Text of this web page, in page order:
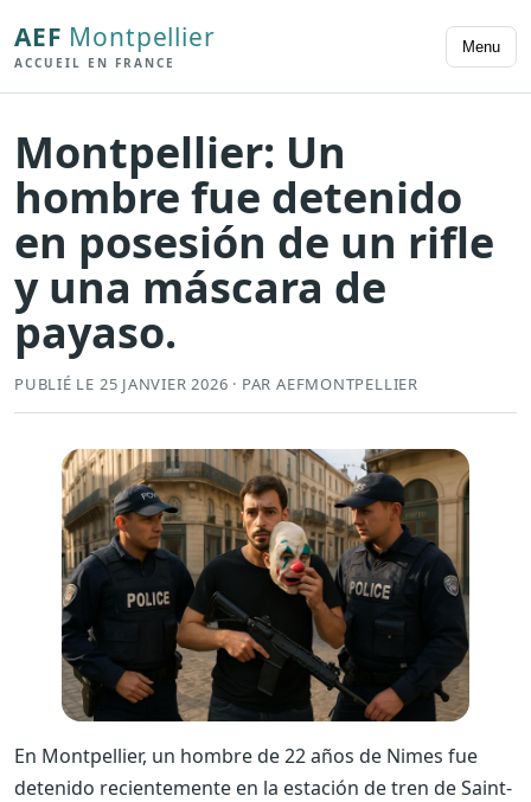
AEF Montpellier
ACCUEIL EN FRANCE
Menu
Montpellier: Un
hombre fue detenido
en posesión de un rifle
y una máscara de
payaso.
PUBLIÉ LE 25 JANVIER 2026 · PAR AEFMONTPELLIER
En Montpellier, un hombre de 22 años de Nimes fue
detenido recientemente en la estación de tren de Saint-